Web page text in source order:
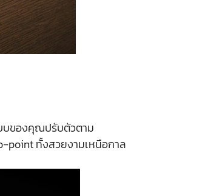
บของคุณปรับตัวตาม
ทั้งสวยงามเหนือกาล